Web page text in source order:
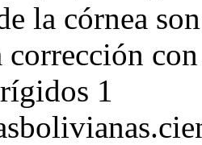
la córnea
1